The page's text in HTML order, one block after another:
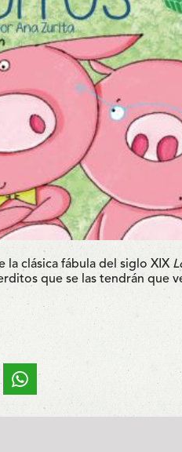
clásica fábula del siglo XIX
que se las tendrán que